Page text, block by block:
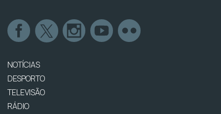
NOTÍCIAS
DESPORTO
TELEVISÃO
RÁDIO